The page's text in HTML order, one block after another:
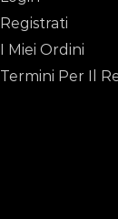
Registrati
I Miei Ordini
Termini Per Il